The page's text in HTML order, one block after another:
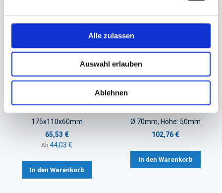
Alle zulassen
Auswahl erlauben
Ablehnen
Backform, Holzbackform
rechteckig 'Duc'
175x110x60mm
65,53 €
Ab 44,03 €
In den Warenkorb
Backform, Papier- (Einweg)
rund braun 'Panettone'
Ø 70mm, Höhe: 50mm
102,76 €
In den Warenkorb